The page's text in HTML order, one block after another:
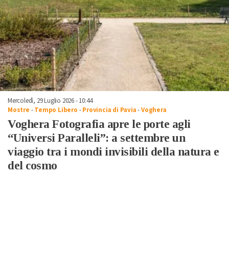
Mercoledì, 29 Luglio 2026 - 10:44
Mostre -Tempo Libero -Provincia di Pavia-Voghera
Voghera Fotografia apre le porte agli
“Universi Paralleli”: a settembre un
viaggio tra i mondi invisibili della natura e
del cosmo